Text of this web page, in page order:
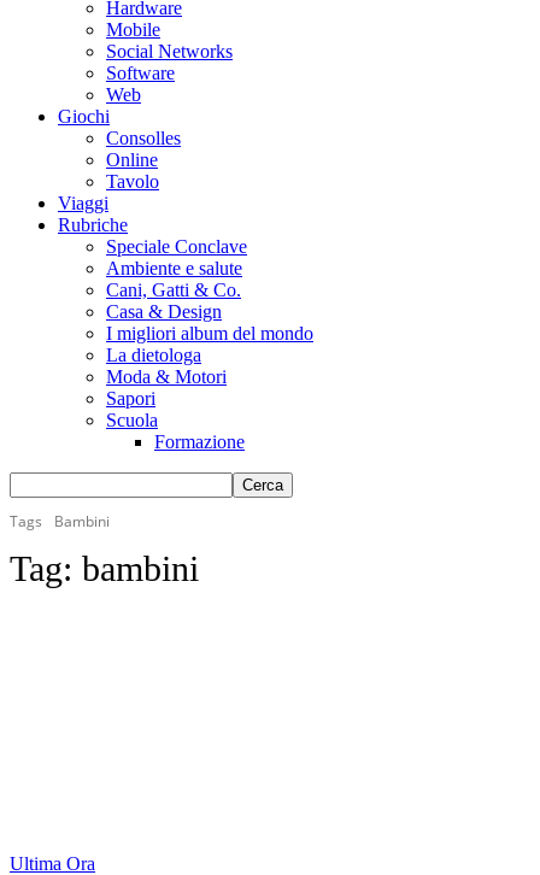
Hardware
Mobile
Social Networks
Software
Web
Giochi
Consolles
Online
Tavolo
Viaggi
Rubriche
Speciale Conclave
Ambiente e salute
Cani, Gatti & Co.
Casa & Design
I migliori album del mondo
La dietologa
Moda & Motori
Sapori
Scuola
Formazione
Tags Bambini
Tag: bambini
Ultima Ora